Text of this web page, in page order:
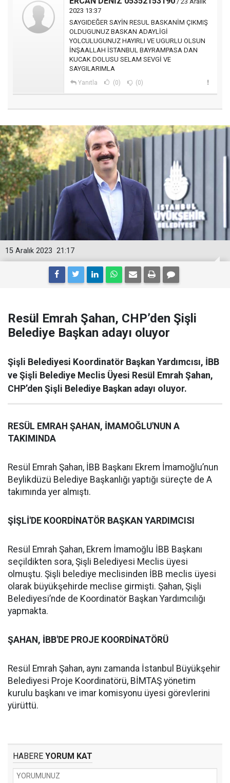
2023 13:37
SAYGIDEĞER SAYİN RESUL BASKANİM ÇIKMIŞ
OLDUGUNUZ BASKAN ADAYLİGİ
YOLCULUGUNUZ HAYIRLI VE UGURLU OLSUN
İNŞAALLAH İSTANBUL BAYRAMPASA DAN
KUCAK DOLUSU SELAM SEVGİ VE
SAYGILARIMLA
Yanıtla (0) (0)
21:17
15 Aralık 2023
Resül Emrah Şahan, CHP’den Şişli
Belediye Başkan adayı oluyor
Şişli Belediyesi Koordinatör Başkan Yardımcısı, İBB
ve Şişli Belediye Meclis Üyesi Resül Emrah Şahan,
CHP’den Şişli Belediye Başkan adayı oluyor.
RESÜL EMRAH ŞAHAN, İMAMOĞLU'NUN A
TAKIMINDA
Resül Emrah Şahan, İBB Başkanı Ekrem İmamoğlu’nun
Beylikdüzü Belediye Başkanlığı yaptığı süreçte de A
takımında yer almıştı.
ŞİŞLİ'DE KOORDİNATÖR BAŞKAN YARDIMCISI
Resül Emrah Şahan, Ekrem İmamoğlu İBB Başkanı
seçildikten sora, Şişli Belediyesi Meclis üyesi
olmuştu. Şişli belediye meclisinden İBB meclis üyesi
olarak büyükşehirde meclise girmişti. Şahan, Şişli
Belediyesi’nde de Koordinatör Başkan Yardımcılığı
yapmakta.
ŞAHAN, İBB'DE PROJE KOORDİNATÖRÜ
Resül Emrah Şahan, aynı zamanda İstanbul Büyükşehir
Belediyesi Proje Koordinatörü, BİMTAŞ yönetim
kurulu başkanı ve imar komisyonu üyesi görevlerini
yürüttü.
HABERE YORUM KAT